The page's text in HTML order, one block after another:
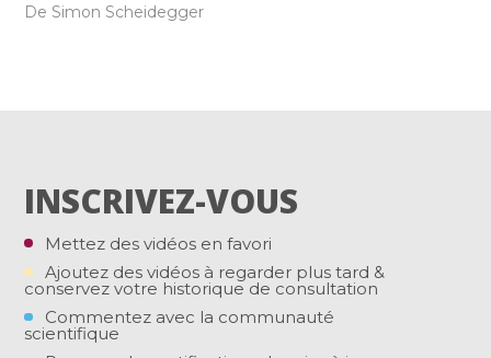
De Simon Scheidegger
INSCRIVEZ-VOUS
Mettez des vidéos en favori
Ajoutez des vidéos à regarder plus tard &
conservez votre historique de consultation
Commentez avec la communauté
scientifique